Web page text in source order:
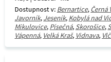
Dostupnost v: Bernartice, Černá
Javorník, Jeseník, Kobylá nad
Mikulovice, Písečná, Skorošice,
Vápenná, Velká Kraš, Vidnava,